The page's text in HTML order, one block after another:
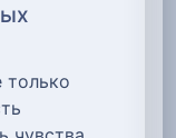
только